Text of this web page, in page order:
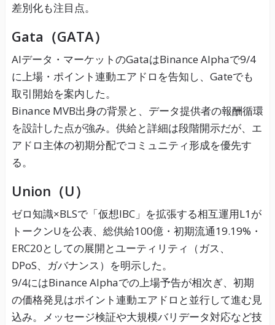
差別化も注目点。
Gata（GATA）
AIデータ・マーケットのGataはBinance Alphaで9/4
に上場・ポイント連動エアドロを告知し、Gateでも
取引開始を案内した。
Binance MVB出身の背景と、データ提供者の報酬循環
を設計した点が強み。供給と詳細は段階開示だが、エ
アドロ主体の初期分配でコミュニティ形成を優先す
る。
Union（U）
ゼロ知識×BLSで「仮想IBC」を拡張する相互運用L1が
トークンUを公表、総供給100億・初期流通19.19%・
ERC20としての展開とユーティリティ（ガス、
DPoS、ガバナンス）を明示した。
9/4にはBinance Alphaでの上場予告が相次ぎ、初期
の価格発見はポイント連動エアドロと並行して進む見
込み。メッセージ検証や大規模バリデータ対応など技